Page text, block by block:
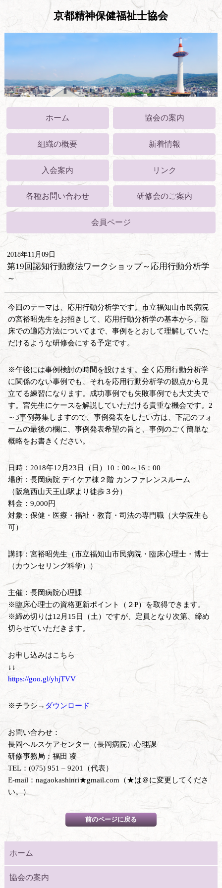
京都精神保健福祉士協会
ホーム 協会の案内
組織の概要 新着情報
入会案内 リンク
各種お問い合わせ 研修会のご案内
会員ページ
2018年11月09日
第19回認知行動療法ワークショップ～応用行動分析学
～
今回のテーマは、応用行動分析学です。市立福知山市民病院
の宮裕昭先生をお招きして、応用行動分析学の基本から、臨
床での適応方法についてまで、事例をとおして理解していた
だけるような研修会にする予定です。
※午後には事例検討の時間を設けます。全く応用行動分析学
に関係のない事例でも、それを応用行動分析学の観点から見
立てる練習になります。成功事例でも失敗事例でも大丈夫で
す。宮先生にケースを解説していただける貴重な機会です。2
～3事例募集しますので、事例発表をしたい方は、下記のフォ
ームの最後の欄に、事例発表希望の旨と、事例のごく簡単な
概略をお書きください。
日時：2018年12月23日（日）10：00～16：00
場所：長岡病院 デイケア棟２階 カンファレンスルーム
（阪急西山天王山駅より徒歩３分）
料金：9,000円
対象：保健・医療・福祉・教育・司法の専門職（大学院生も
可）
講師：宮裕昭先生（市立福知山市民病院・臨床心理士・博士
（カウンセリング科学））
主催：長岡病院心理課
※臨床心理士の資格更新ポイント（２P）を取得できます。
※締め切りは12月15日（土）ですが、定員となり次第、締め
切らせていただきます。
お申し込みはこちら
↓↓
https://goo.gl/yhjTVV
※チラシ→ ダウンロード
お問い合わせ：
長岡ヘルスケアセンター（長岡病院）心理課
研修事務局：福田 凌
TEL：(075) 951 – 9201（代表）
E-mail：nagaokashinri★gmail.com（★は＠に変更してくださ
い。）
ホーム
協会の案内